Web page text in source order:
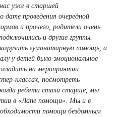
нас уже в старшей
дате проведения очередной
и прочего, родители очень
и другие группы.
гуманитарную помощь, а
у детей было эмоциональное
на мероприятии
классах, посмотреть
ребята стали старше, мы
в «Лапе помощи». Мы и в
помощи бездомным